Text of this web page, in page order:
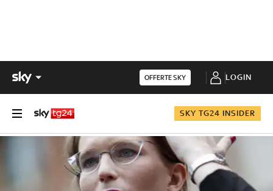
OFFERTE SKY LOGIN
SKY TG24 INSIDER